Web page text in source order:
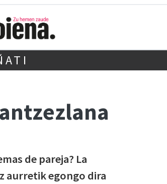
de pareja? La
aurretik egongo dira